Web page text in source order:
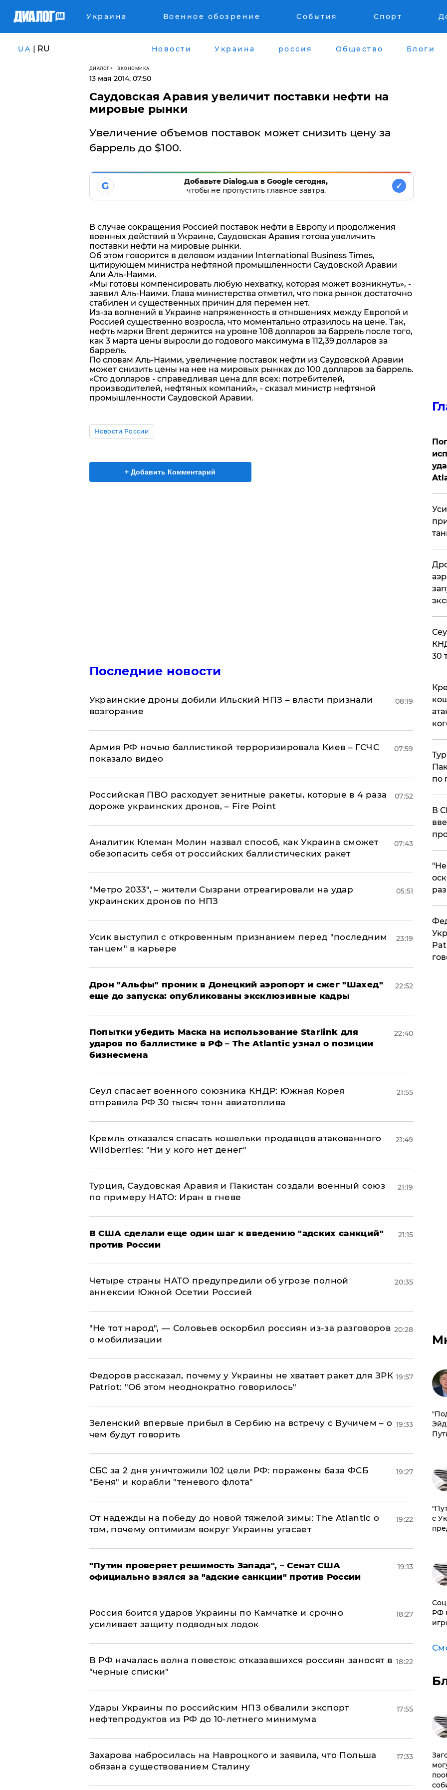
Украина Военное обозрение События Спорт
UA | RU Новости Украина россия Общество Блоги
ДИАЛОГ ЭКОНОМИКА
13 мая 2014, 07:50
Саудовская Аравия увеличит поставки нефти на
мировые рынки
Увеличение объемов поставок может снизить цену за
баррель до $100.
G
Добавьте Dialog.ua в Google сегодня,
чтобы не пропустить главное завтра.
✓
В случае сокращения Россией поставок нефти в Европу и продолжения
военных действий в Украине, Саудовская Аравия готова увеличить
поставки нефти на мировые рынки.
Об этом говорится в деловом издании International Business Times,
цитирующем министра нефтяной промышленности Саудовской Аравии
Али Аль-Наими.
«Мы готовы компенсировать любую нехватку, которая может возникнуть», -
заявил Аль-Наими. Глава министерства отметил, что пока рынок достаточно
стабилен и существенных причин для перемен нет.
Из-за волнений в Украине напряженность в отношениях между Европой и
Россией существенно возросла, что моментально отразилось на цене. Так,
нефть марки Brent держится на уровне 108 долларов за баррель после того,
как 3 марта цены выросли до годового максимума в 112,39 долларов за
баррель.
По словам Аль-Наими, увеличение поставок нефти из Саудовской Аравии
может снизить цены на нее на мировых рынках до 100 долларов за баррель.
«Сто долларов - справедливая цена для всех: потребителей,
производителей, нефтяных компаний», - сказал министр нефтяной
промышленности Саудовской Аравии.
Новости России
+ Добавить Комментарий
Последние новости
Украинские дроны добили Ильский НПЗ – власти признали
возгорание
08:19
Армия РФ ночью баллистикой терроризировала Киев – ГСЧС
показало видео
07:59
Российская ПВО расходует зенитные ракеты, которые в 4 раза
дороже украинских дронов, – Fire Point
07:52
Аналитик Клеман Молин назвал способ, как Украина сможет
обезопасить себя от российских баллистических ракет
07:43
"Метро 2033", – жители Сызрани отреагировали на удар
украинских дронов по НПЗ
05:51
Усик выступил с откровенным признанием перед "последним
танцем" в карьере
23:19
Дрон "Альфы" проник в Донецкий аэропорт и сжег "Шахед"
еще до запуска: опубликованы эксклюзивные кадры
22:52
Попытки убедить Маска на использование Starlink для
ударов по баллистике в РФ – The Atlantic узнал о позиции
бизнесмена
22:40
​Сеул спасает военного союзника КНДР: Южная Корея
отправила РФ 30 тысяч тонн авиатоплива
21:55
Кремль отказался спасать кошельки продавцов атакованного
Wildberries: "Ни у кого нет денег"
21:49
Турция, Саудовская Аравия и Пакистан создали военный союз
по примеру НАТО: Иран в гневе
21:19
В США сделали еще один шаг к введению "адских санкций"
против России
21:15
Четыре страны НАТО предупредили об угрозе полной
аннексии Южной Осетии Россией
20:35
​"Не тот народ", — Соловьев оскорбил россиян из-за разговоров
о мобилизации
20:28
Федоров рассказал, почему у Украины не хватает ракет для ЗРК
Patriot: "Об этом неоднократно говорилось"
19:57
Зеленский впервые прибыл в Сербию на встречу с Вучичем – о
чем будут говорить
19:33
СБС за 2 дня уничтожили 102 цели РФ: поражены база ФСБ
"Беня" и корабли "теневого флота"
19:27
От надежды на победу до новой тяжелой зимы: The Atlantic о
том, почему оптимизм вокруг Украины угасает
19:22
"Путин проверяет решимость Запада", – Сенат США
официально взялся за "адские санкции" против России
19:13
Россия боится ударов Украины по Камчатке и срочно
усиливает защиту подводных лодок
18:27
​В РФ началась волна повесток: отказавшихся россиян заносят в
"черные списки"
18:22
Удары Украины по российским НПЗ обвалили экспорт
нефтепродуктов из РФ до 10-летнего минимума
17:55
​Захарова набросилась на Навроцкого и заявила, что Польша
обязана существованием Сталину
17:33
30
по
В
с
РФ